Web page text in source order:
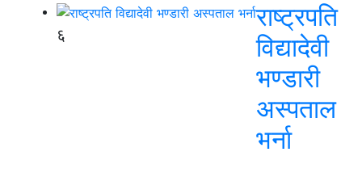
६
राष्ट्रपति
विद्यादेवी
भण्डारी
अस्पताल
भर्ना